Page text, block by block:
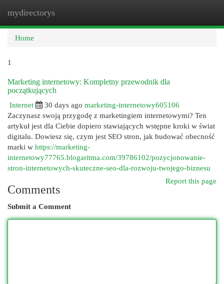
mydirectorys
Home
1
Marketing internetowy: Kompletny przewodnik dla
początkujących
Internet
30 days ago marketing-internetowy605106
Zaczynasz swoją przygodę z marketingiem internetowymi? Ten
artykuł jest dla Ciebie dopiero stawiających wstępne kroki w świat
digitalu. Dowiesz się, czym jest SEO stron, jak budować obecność
marki w https://marketing-
internetowy77765.blogaritma.com/39786102/pozycjonowanie-
stron-internetowych-skuteczne-seo-dla-rozwoju-twojego-biznesu
Report this page
Comments
Submit a Comment